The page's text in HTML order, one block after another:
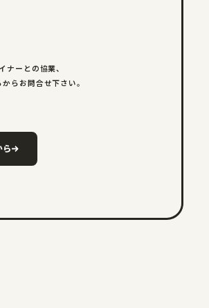
ナーとの協業、
からお問合せ下さい。